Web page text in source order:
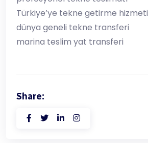
Türkiye’ye tekne getirme hizmeti
dünya geneli tekne transferi
marina teslim yat transferi
Share: